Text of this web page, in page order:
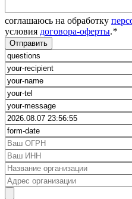
соглашаюсь на обработку
условия договора-оферты.*